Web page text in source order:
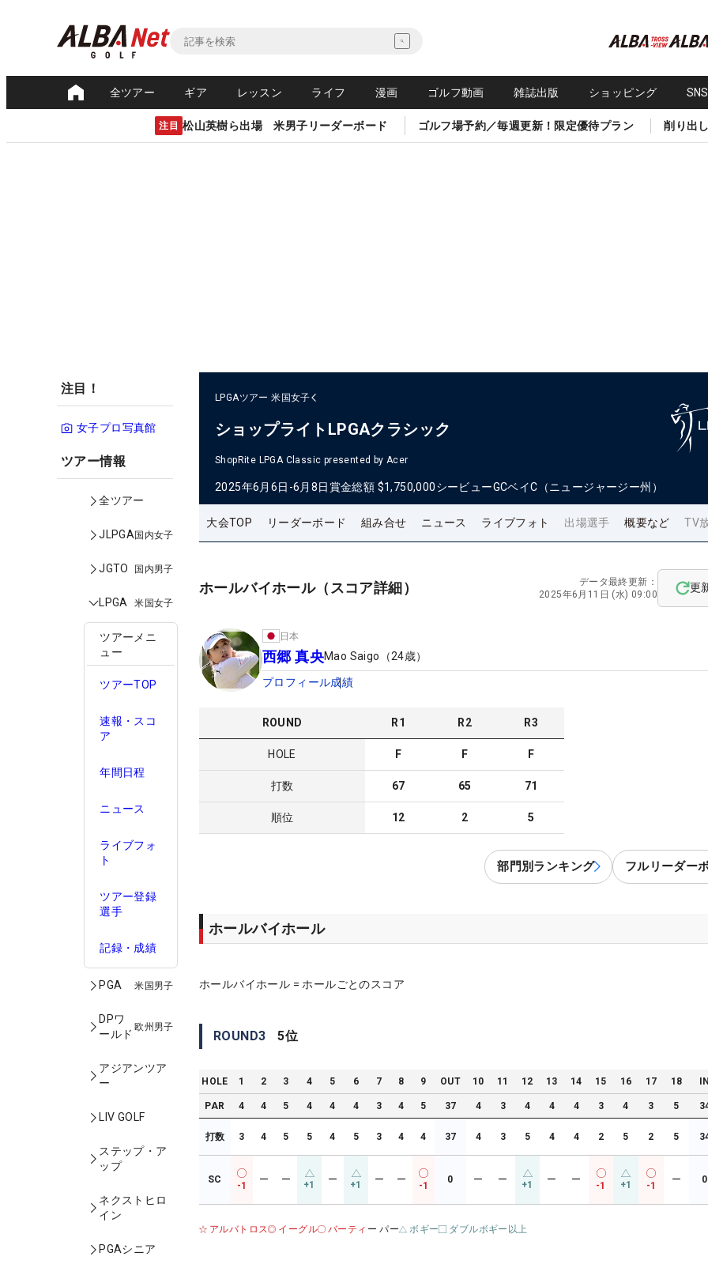
全ツアー ギア レッスン ライフ 漫画 ゴルフ動画 雑誌出版 ショッピング
注目 松山英樹ら出場 米男子リーダーボード ゴルフ場予約／毎週更新！限定優待プラン 削り出
注目！
女子プロ写真館
ツアー情報
全ツアー
JLPGA国内女子
JGTO 国内男子
LPGA 米国女子
ツアーメニ
ュー
ツアーTOP
速報・スコ
ア
年間日程
ニュース
ライブフォ
ト
ツアー登録
選手
記録・成績
PGA 米国男子
DPワ
ールド
欧州男子
アジアンツア
ー
LIV GOLF
ステップ・ア
ップ
ネクストヒロ
イン
PGAシニア
LPGAツアー 米国女子
ショップライトLPGAクラシック
ShopRite LPGA Classic presented by Acer
2025年6月6日-6月8日賞金総額 $1,750,000シービューGCベイC（ニュージャージー州）
大会TOP リーダーボード 組み合せ ニュース ライブフォト 出場選手 概要など TV
ホールバイホール（スコア詳細）
データ最終更新：
2025年6月11日 (水) 09:00
更
日本
西郷 真央Mao Saigo （24歳）
プロフィール成績
ROUND R1 R2 R3
HOLE F F F
打数 67 65 71
順位 12 2 5
部門別ランキング フルリーダー
ホールバイホール
ホールバイホール = ホールごとのスコア
ROUND3 5位
HOLE 1 2 3 4 5 6 7 8 9 OUT 10 11 12 13 14 15 16 17 18
PAR 4 4 5 4 4 4 3 4 5 37 4 3 4 4 4 3 4 3 5
打数 3 4 5 5 4 5 3 4 4 37 4 3 5 4 4 2 5 2 5
SC
-1
ー ー +1 ー +1 ー ー
-1
0 ー ー +1 ー ー
-1 +1 -1
ー 0
アルバトロス イーグル バーティ ー パー ボギー ダブルボギー以上